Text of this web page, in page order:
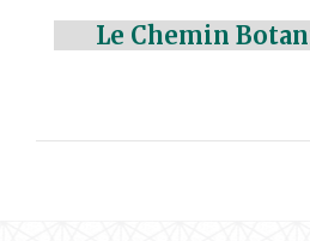
Le Chemin